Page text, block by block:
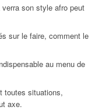
son style afro peut
sur le faire, comment le
au menu de
toutes situations,
axe.